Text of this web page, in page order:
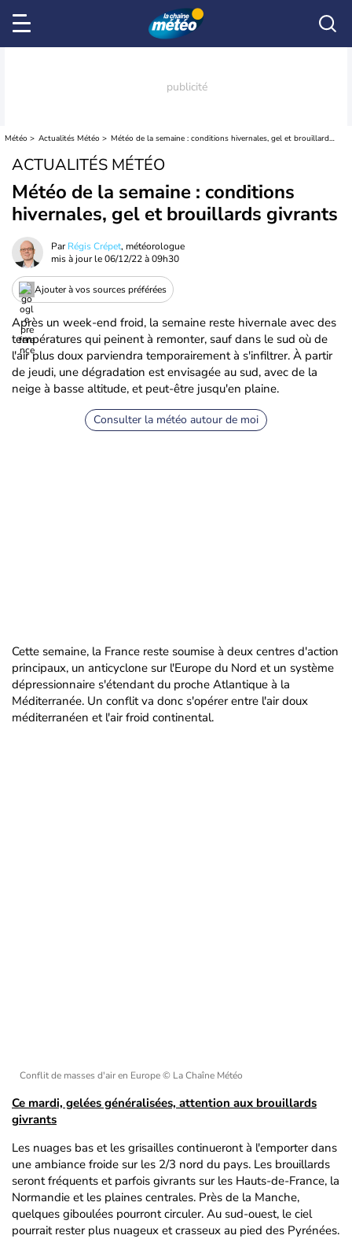
Météo Actualités Météo Météo de la semaine : conditions hivernales, gel et brouillards givrants
ACTUALITÉS MÉTÉO
Météo de la semaine : conditions
hivernales, gel et brouillards givrants
ParRégis Crépet, météorologue
mis à jour le06/12/22 à 09h30
Ajouter à vos sources préférées
Après un week-end froid, la semaine reste hivernale avec des
températures qui peinent à remonter, sauf dans le sud où de
l'air plus doux parviendra temporairement à s'infiltrer. À partir
de jeudi, une dégradation est envisagée au sud, avec de la
neige à basse altitude, et peut-être jusqu'en plaine.
Consulter la météo autour de moi
Cette semaine, la France reste soumise à deux centres d'action
principaux, un anticyclone sur l'Europe du Nord et un système
dépressionnaire s'étendant du proche Atlantique à la
Méditerranée. Un conflit va donc s'opérer entre l'air doux
méditerranéen et l'air froid continental.
Conflit de masses d'air en Europe© La Chaîne Météo
Ce mardi, gelées généralisées, attention aux brouillards
givrants
Les nuages bas et les grisailles continueront à l'emporter dans
une ambiance froide sur les 2/3 nord du pays. Les brouillards
seront fréquents et parfois givrants sur les Hauts-de-France, la
Normandie et les plaines centrales. Près de la Manche,
quelques giboulées pourront circuler. Au sud-ouest, le ciel
pourrait rester plus nuageux et crasseux au pied des Pyrénées.